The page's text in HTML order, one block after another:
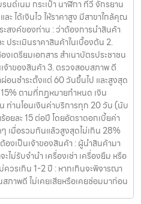
ด์เนม กระเป๋า นาฬิกา ทีวี จักรยาน
ะ ได้เงินไว ให้ราคาสูง มีสาขาใกล้คุณ
ะสงค์ของท่าน : ว่าต้องการนำสินค้า
ประเมินราคาสินค้าในเบื้องต้น 2.
เตรียมเอกสาร สำเนาบัตรประชาชน
จ้าของสินค้า 3. ตรวจสอบสภาพ ตี
ผ่อนชำระตั้งแต่ 60 วันขึ้นไป และสูงสุด
ตามที่กฏหมายกำหนด เงิน
ท่านโอนเงินค่าบริการทุก 20 วัน (นับ
ยละ 15 ต่อปี โดยอัตราดอกเบี้ยค่า
เมื่อรวมกันแล้วสูงสุดไม่เกิน 28%
องเป็นเจ้าของสินค้า : ผู้นำสินค้ามา
ไม่รับจำนำ เครื่องเช่า เครื่องยืม หรือ
วรเกิน 1-2 ปี : หากเกินจะพิจารณา
ภาพดี ไม่เคยเสียหรือเคยซ่อมมาก่อน